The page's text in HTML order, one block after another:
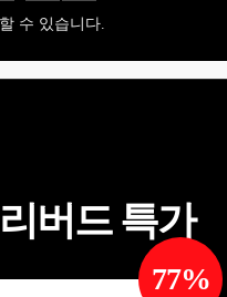
수 있습니다.
버드 특가
77%